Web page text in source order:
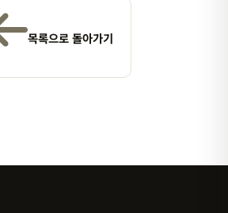
목록으로 돌아가기